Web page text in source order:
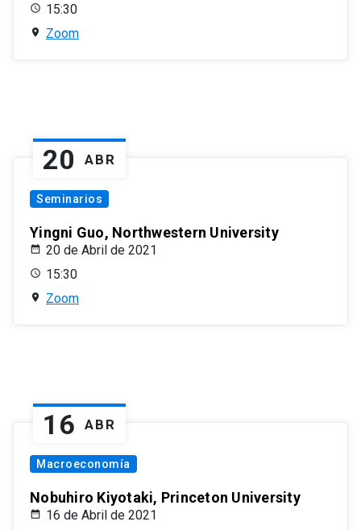
15:30
Zoom
20 ABR
Seminarios
Yingni Guo, Northwestern University
20 de Abril de 2021
15:30
Zoom
16 ABR
Macroeconomía
Nobuhiro Kiyotaki, Princeton University
16 de Abril de 2021